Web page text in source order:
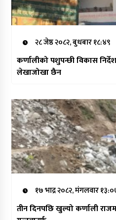
२८ जेष्ठ २०८२, बुधबार १८:४९
कर्णालीको पशुपन्छी विकास
लेखाजोखा छैन
१७ भाद्र २०८२, मंगलवार
तीन दिनपछि खुल्यो कर्णाली